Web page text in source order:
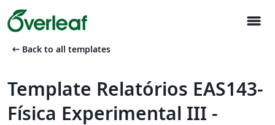
menu
arrow_left_alt Back to all templates
Template Relatórios EAS143-
Física Experimental III -